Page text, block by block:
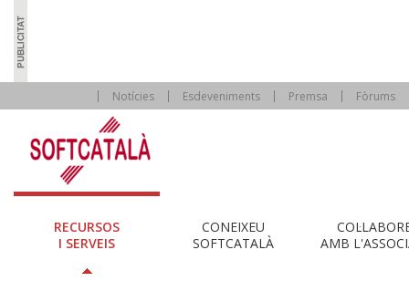
Notícies Esdeveniments Premsa Fòrums
RECURSOS
I SERVEIS
CONEIXEU
SOFTCATALÀ
AMB